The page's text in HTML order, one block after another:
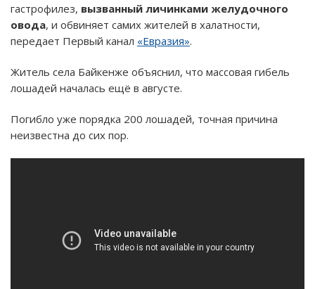
гастрофилез, вызванный личинками желудочного
овода, и обвиняет самих жителей в халатности,
передает Первый канал «Евразия».
Житель села Байкенже объяснил, что массовая гибель
лошадей началась ещё в августе.
Погибло уже порядка 200 лошадей, точная причина
неизвестна до сих пор.